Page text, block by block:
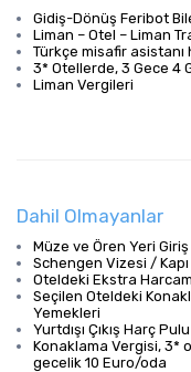
Gidiş-Dönüş Feribot
Liman – Otel – Liman
Türkçe misafir asistanı
3* Otellerde, 3 Gece 4
Liman Vergileri
Dahil Olmayanlar
Müze ve Ören Yeri
Schengen Vizesi /
Oteldeki Ekstra
Seçilen Oteldeki
Yemekleri
Yurtdışı Çıkış Harç Pulu
Konaklama Vergisi, 3*
gecelik 10 Euro/oda